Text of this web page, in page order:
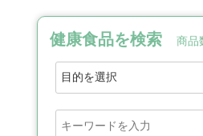
健康食品を検索 商品